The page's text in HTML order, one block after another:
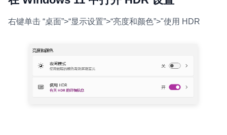
右键单击 “桌面”>“显示设置”>“亮度和颜色”>"使用 HDR